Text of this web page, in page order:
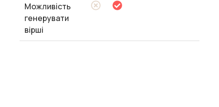
Можливість
генерувати
вірші